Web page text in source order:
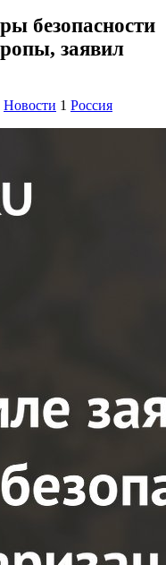
безопасности
заявил
Новости 1 Россия